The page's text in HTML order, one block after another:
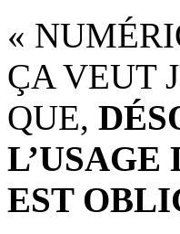
«
ÇA VEUT
QUE,
EST